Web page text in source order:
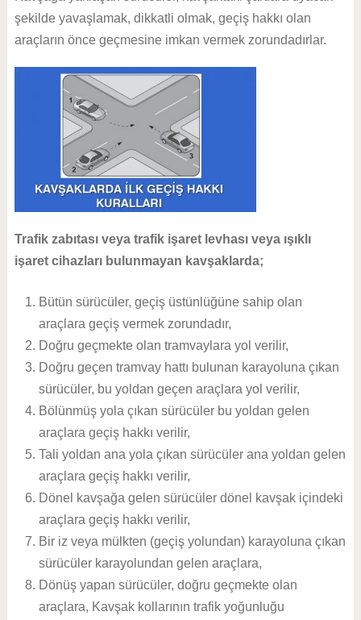
şekilde yavaşlamak, dikkatli olmak, geçiş hakkı olan
araçların önce geçmesine imkan vermek zorundadırlar.
Trafik zabıtası veya trafik işaret levhası veya ışıklı
işaret cihazları bulunmayan kavşaklarda;
Bütün sürücüler, geçiş üstünlüğüne sahip olan
araçlara geçiş vermek zorundadır,
Doğru geçmekte olan tramvaylara yol verilir,
Doğru geçen tramvay hattı bulunan karayoluna çıkan
sürücüler, bu yoldan geçen araçlara yol verilir,
Bölünmüş yola çıkan sürücüler bu yoldan gelen
araçlara geçiş hakkı verilir,
Tali yoldan ana yola çıkan sürücüler ana yoldan gelen
araçlara geçiş hakkı verilir,
Dönel kavşağa gelen sürücüler dönel kavşak içindeki
araçlara geçiş hakkı verilir,
Bir iz veya mülkten (geçiş yolundan) karayoluna çıkan
sürücüler karayolundan gelen araçlara,
Dönüş yapan sürücüler, doğru geçmekte olan
araçlara, Kavşak kollarının trafik yoğunluğu